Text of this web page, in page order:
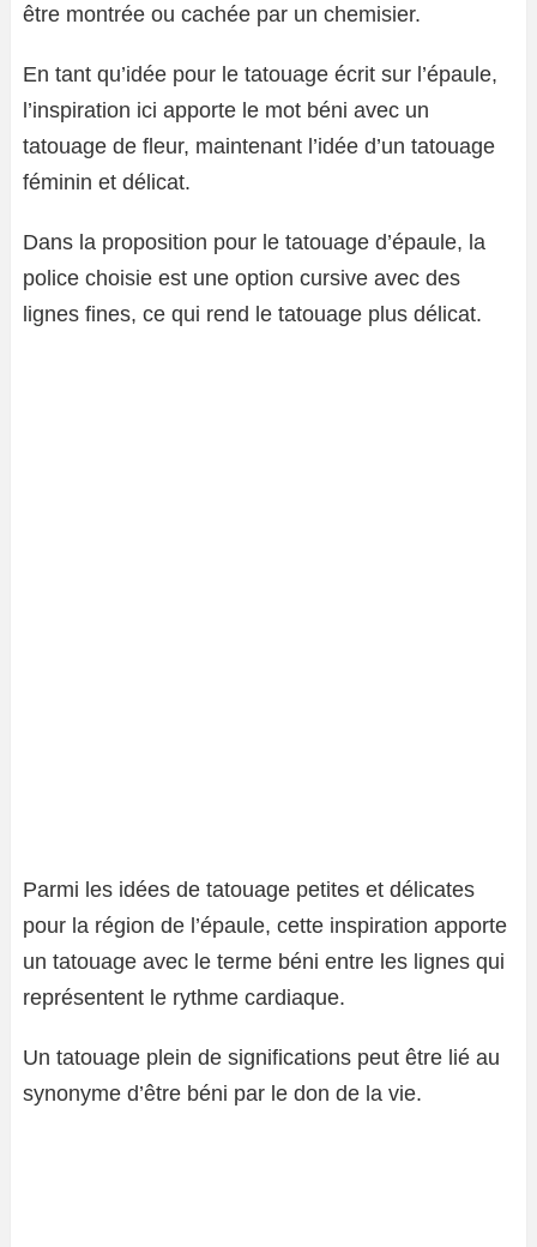
être montrée ou cachée par un chemisier.
En tant qu’idée pour le tatouage écrit sur l’épaule,
l’inspiration ici apporte le mot béni avec un
tatouage de fleur, maintenant l’idée d’un tatouage
féminin et délicat.
Dans la proposition pour le tatouage d’épaule, la
police choisie est une option cursive avec des
lignes fines, ce qui rend le tatouage plus délicat.
Parmi les idées de tatouage petites et délicates
pour la région de l’épaule, cette inspiration apporte
un tatouage avec le terme béni entre les lignes qui
représentent le rythme cardiaque.
Un tatouage plein de significations peut être lié au
synonyme d’être béni par le don de la vie.